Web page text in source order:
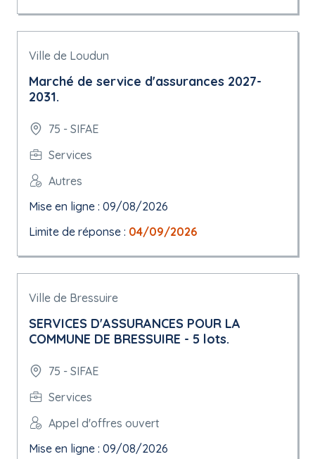
Ville de Loudun
Marché de service d'assurances 2027-
2031.
75 - SIFAE
Services
Autres
Mise en ligne : 09/08/2026
Limite de réponse : 04/09/2026
Ville de Bressuire
SERVICES D'ASSURANCES POUR LA
COMMUNE DE BRESSUIRE - 5 lots.
75 - SIFAE
Services
Appel d'offres ouvert
Mise en ligne : 09/08/2026